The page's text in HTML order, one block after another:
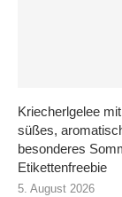
Kriecherlgelee
süßes,
besonderes
Etikettenfreebie
5. August 2026